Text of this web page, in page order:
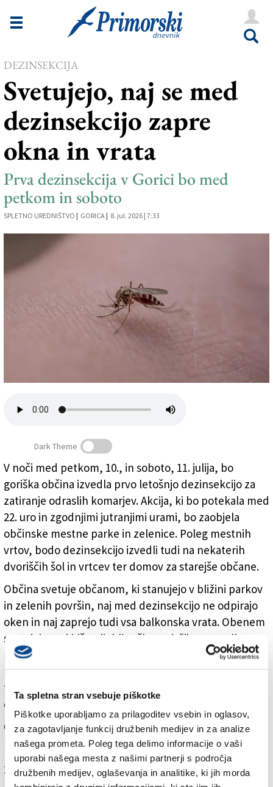
Ta spletna stran vsebuje piškotke
Piškotke uporabljamo za prilagoditev vsebin in oglasov,
za zagotavljanje funkcij družbenih medijev in za analize
našega prometa. Poleg tega delimo informacije o vaši
uporabi našega mesta z našimi partnerji s področja
družbenih medijev, oglaševanja in analitike, ki jih morda
Novice
Goriška
Kultura
Šport
Še
Vreme
V Kioskih
Oglasi
Zadruga PD
DEZINSEKCIJA
Svetujejo, naj se med
dezinsekcijo zapre
okna in vrata
Prva dezinsekcija v Gorici bo med
petkom in soboto
SPLETNO UREDNIŠTVO | GORICA | 8. jul. 2026 | 7:33
(PIXABAY)
Dark Theme
V noči med petkom, 10., in soboto, 11. julija, bo
goriška občina izvedla prvo letošnjo dezinsekcijo za
zatiranje odraslih komarjev. Akcija, ki bo potekala med
22. uro in zgodnjimi jutranjimi urami, bo zaobjela
občinske mestne parke in zelenice. Poleg mestnih
vrtov, bodo dezinsekcijo izvedli tudi na nekaterih
dvoriščih šol in vrtcev ter domov za starejše občane.
Občina svetuje občanom, ki stanujejo v bližini parkov
in zelenih površin, naj med dezinsekcijo ne odpirajo
oken in naj zaprejo tudi vsa balkonska vrata. Obenem
svetujejo, naj hišne ljubljenčke zadržijo v zaprtih
prostorih ali na varnem, morebitne pridelke in vrtove
prekrijejo s ponjavami, ne obešajo perila na prostem
ter dan po izvedenem posegu operejo morebitne
otroške igrače, ki so bile na prostem.
Območja, na katerih bo izvedeno zatiranje mrčesa,
bodo ponovno dostopna dan po dezinsekciji.
Za branje in pisanje komentarjevje potrebna prijava